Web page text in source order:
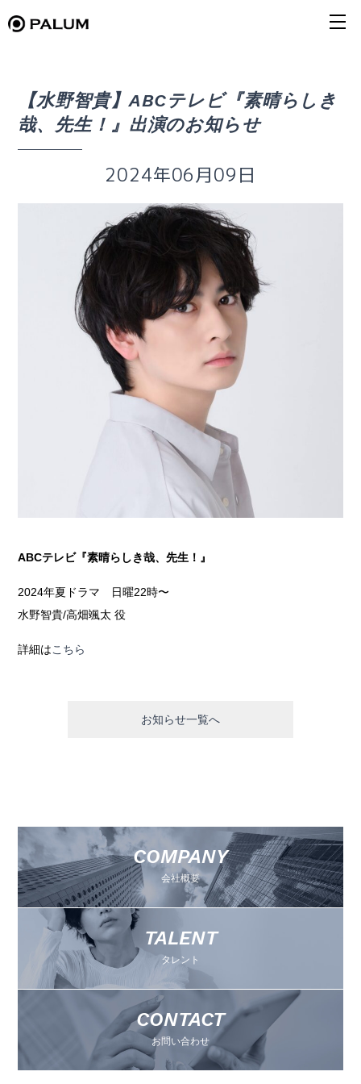
【水野智貴】ABCテレビ『素晴らしき
哉、先生！』出演のお知らせ
2024年06月09日
ABCテレビ『素晴らしき哉、先生！』
2024年夏ドラマ 日曜22時〜
水野智貴/高畑颯太 役
詳細はこちら
お知らせ一覧へ
COMPANY
会社概要
TALENT
タレント
CONTACT
お問い合わせ